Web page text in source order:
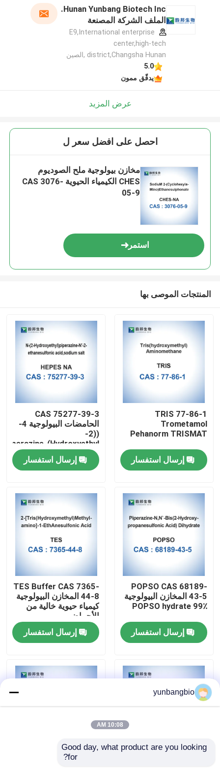
منتجات
معلومات عنا
جولة في المعمل
مراقبة الجودة
اتصل بنا
أخبار
حالات
Hunan Yunbang Biotech Inc.
الملف الشركة المصنعة
E9,International enterprise
center,high-tech
district,Changsha Hunan ,الصين
5.0
يدقّق ممون
عرض المزيد
احصل على افضل سعر ل
مخازن بيولوجية ملح الصوديوم
CHES الكيمياء الحيوية CAS 3076-
05-9
استمر
المنتجات الموصى بها
TRIS 77-86-1
Trometamol
Pehanorm TRISMAT
إرسال استفسار
CAS 75277-39-3
الحامضات البيولوجية 4-
((2-
Hydroxyethyl)Piperazine-
1-Ethanesulfonic Acid
إرسال استفسار
POPSO CAS 68189-
43-5 المخازن البيولوجية
POPSO hydrate 99٪
إرسال استفسار
TES Buffer CAS 7365-
44-8 المخازن البيولوجية
كيمياء حيوية خالية من
الأحماض
إرسال استفسار
CHES Buffer CAS 103-
yunbangbio
10:08 AM
Good day, what product are you looking
for?